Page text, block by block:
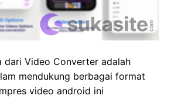
dari Video Converter adalah
mendukung berbagai format
video android ini